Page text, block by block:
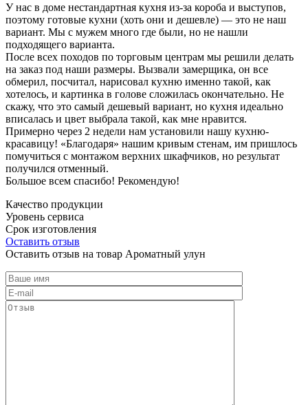
У нас в доме нестандартная кухня из-за короба и выступов,
поэтому готовые кухни (хоть они и дешевле) — это не наш
вариант. Мы с мужем много где были, но не нашли
подходящего варианта.
После всех походов по торговым центрам мы решили делать
на заказ под наши размеры. Вызвали замерщика, он все
обмерил, посчитал, нарисовал кухню именно такой, как
хотелось, и картинка в голове сложилась окончательно. Не
скажу, что это самый дешевый вариант, но кухня идеально
вписалась и цвет выбрала такой, как мне нравится.
Примерно через 2 недели нам установили нашу кухню-
красавицу! «Благодаря» нашим кривым стенам, им пришлось
помучиться с монтажом верхних шкафчиков, но результат
получился отменный.
Большое всем спасибо! Рекомендую!
Качество продукции
Уровень сервиса
Срок изготовления
Оставить отзыв
Оставить отзыв на товар Ароматный улун